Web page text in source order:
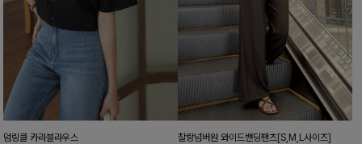
덤링클 카라블라우스 찰랑넘버원 와이드밴딩팬츠[S,M,L사이즈]